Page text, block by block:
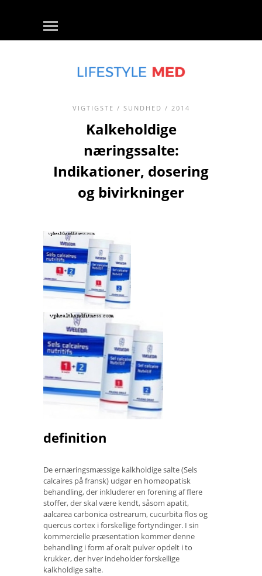
VIGTIGSTE / SUNDHED / 2014
Kalkeholdige
næringssalte:
Indikationer, dosering
og bivirkninger
definition
De ernæringsmæssige kalkholdige salte (Sels
calcaires på fransk) udgør en homøopatisk
behandling, der inkluderer en forening af flere
stoffer, der skal være kendt, såsom apatit,
aalcarea carbonica ostrearum, cucurbita flos og
quercus cortex i forskellige fortyndinger. I sin
kommercielle præsentation kommer denne
behandling i form af oralt pulver opdelt i to
krukker, der hver indeholder forskellige
kalkholdige salte.